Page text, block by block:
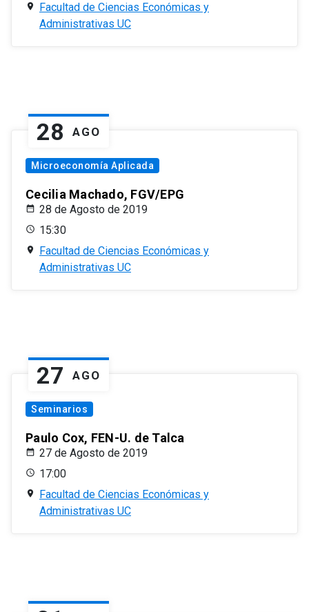
Facultad de Ciencias Económicas y
Administrativas UC
28 AGO
Microeconomía Aplicada
Cecilia Machado, FGV/EPG
28 de Agosto de 2019
15:30
Facultad de Ciencias Económicas y
Administrativas UC
27 AGO
Seminarios
Paulo Cox, FEN-U. de Talca
27 de Agosto de 2019
17:00
Facultad de Ciencias Económicas y
Administrativas UC